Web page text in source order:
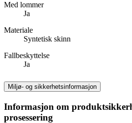
Med lommer
Ja
Materiale
Syntetisk skinn
Fallbeskyttelse
Ja
Miljø- og sikkerhetsinformasjon
Informasjon om
prosessering